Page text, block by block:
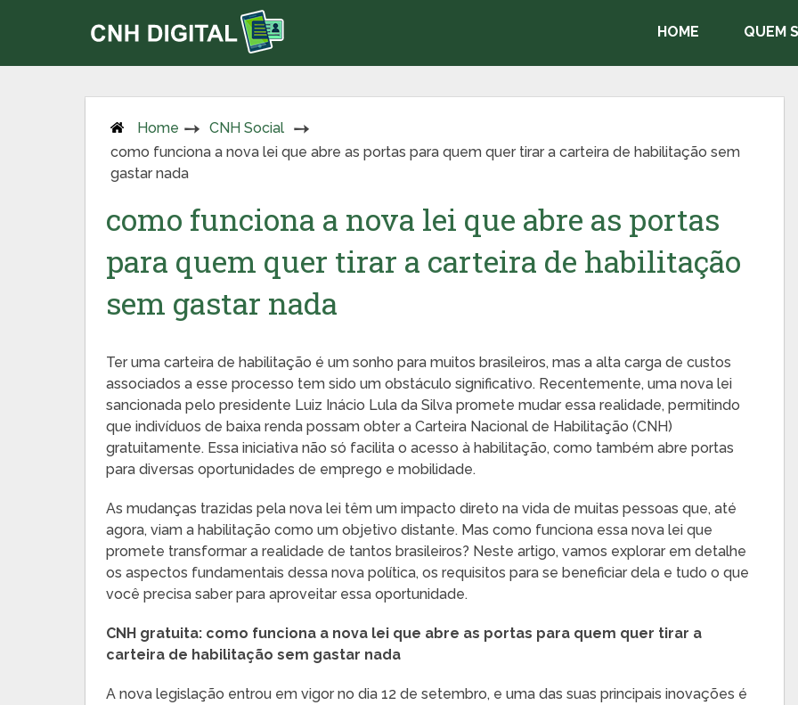
HOME QUEM
Home
CNH Social
como funciona a nova lei que abre as portas para quem quer tirar a carteira de habilitação sem
gastar nada
como funciona a nova lei que abre as portas
para quem quer tirar a carteira de habilitação
sem gastar nada
Ter uma carteira de habilitação é um sonho para muitos brasileiros, mas a alta carga de custos
associados a esse processo tem sido um obstáculo significativo. Recentemente, uma nova lei
sancionada pelo presidente Luiz Inácio Lula da Silva promete mudar essa realidade, permitindo
que indivíduos de baixa renda possam obter a Carteira Nacional de Habilitação (CNH)
gratuitamente. Essa iniciativa não só facilita o acesso à habilitação, como também abre portas
para diversas oportunidades de emprego e mobilidade.
As mudanças trazidas pela nova lei têm um impacto direto na vida de muitas pessoas que, até
agora, viam a habilitação como um objetivo distante. Mas como funciona essa nova lei que
promete transformar a realidade de tantos brasileiros? Neste artigo, vamos explorar em detalhe
os aspectos fundamentais dessa nova política, os requisitos para se beneficiar dela e tudo o que
você precisa saber para aproveitar essa oportunidade.
CNH gratuita: como funciona a nova lei que abre as portas para quem quer tirar a
carteira de habilitação sem gastar nada
A nova legislação entrou em vigor no dia 12 de setembro, e uma das suas principais inovações é